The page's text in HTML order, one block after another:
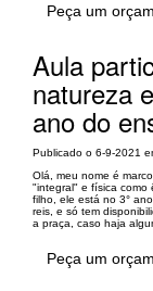
Peça um
Aula
natureza
ano do
Publicado o 6-9-2021
Olá, meu nome é
"integral" e física como
filho, ele está no 3°
reis, e só tem
a praça, caso haja
Peça um